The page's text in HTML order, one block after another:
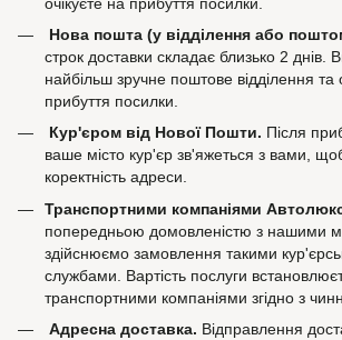
Нова пошта (у відділення або
строк доставки складає близько 2 днів.
найбільш зручне поштове відділення та
прибуття посилки.
Кур'єром від Нової Пошти. Після
ваше місто кур'єр зв'яжеться з вами,
коректність адреси.
Транспортними компаніями
попередньою домовленістю з нашими
здійснюємо замовлення такими
службами. Вартість послуги
транспортними компаніями згідно з
Адресна доставка. Відправлення